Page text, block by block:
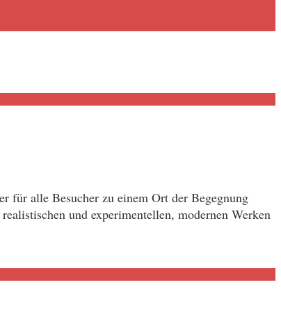
für alle Besucher zu einem Ort der Begegnung
und experimentellen, modernen Werken